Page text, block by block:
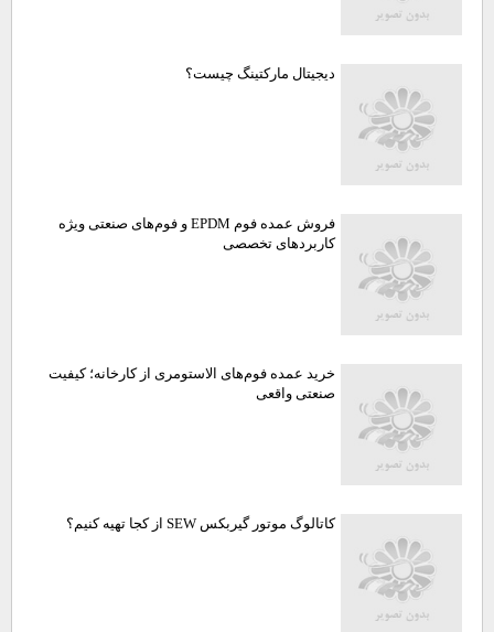
دیجیتال مارکتینگ چیست؟
فروش عمده فوم EPDM و فوم‌های صنعتی ویژه
کاربردهای تخصصی
خرید عمده فوم‌های الاستومری از کارخانه؛ کیفیت
صنعتی واقعی
کاتالوگ موتور گیربکس SEW از کجا تهیه کنیم؟